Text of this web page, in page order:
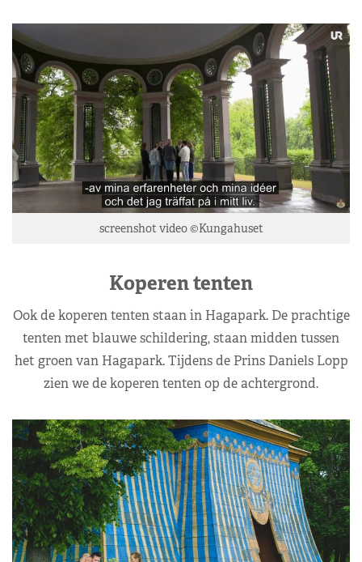
screenshot video ©Kungahuset
Koperen tenten
Ook de koperen tenten staan in Hagapark. De prachtige
tenten met blauwe schildering, staan midden tussen
het groen van Hagapark. Tijdens de Prins Daniels Lopp
zien we de koperen tenten op de achtergrond.